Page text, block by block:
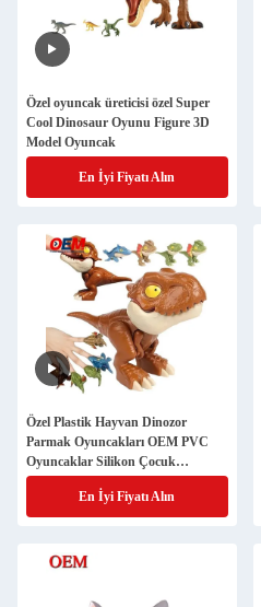
Özel oyuncak üreticisi özel Super
Cool Dinosaur Oyunu Figure 3D
Model Oyuncak
En İyi Fiyatı Alın
Özel Plastik Hayvan Dinozor
Parmak Oyuncakları OEM PVC
Oyuncaklar Silikon Çocuk
Oyuncağı
En İyi Fiyatı Alın